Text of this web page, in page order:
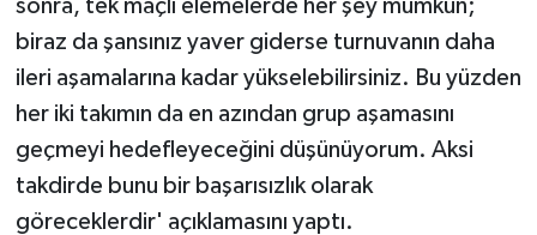
sonra, tek maçlı elemelerde her şey mümkün;
biraz da şansınız yaver giderse turnuvanın daha
ileri aşamalarına kadar yükselebilirsiniz. Bu yüzden
her iki takımın da en azından grup aşamasını
geçmeyi hedefleyeceğini düşünüyorum. Aksi
takdirde bunu bir başarısızlık olarak
göreceklerdir' açıklamasını yaptı.